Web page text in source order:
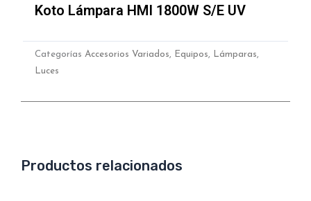
Koto Lámpara HMI 1800W S/E UV
Categorías Accesorios Variados, Equipos, Lámparas,
Luces
Productos relacionados